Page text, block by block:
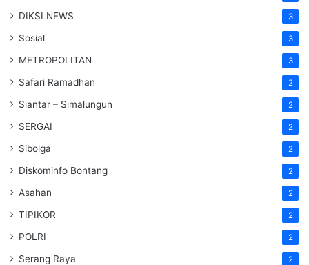
DIKSI NEWS 3
Sosial 3
METROPOLITAN 3
Safari Ramadhan 2
Siantar – Simalungun 2
SERGAI 2
Sibolga 2
Diskominfo Bontang 2
Asahan 2
TIPIKOR 2
POLRI 2
Serang Raya 2